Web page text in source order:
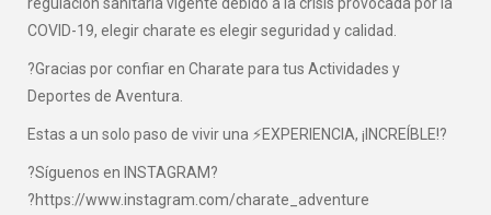
regulación sanitaria vigente debido a la crisis provocada por la
COVID-19, elegir charate es elegir seguridad y calidad.
?Gracias por confiar en Charate para tus Actividades y
Deportes de Aventura.
Estas a un solo paso de vivir una ⚡EXPERIENCIA, ¡INCREÍBLE!?
?Síguenos en INSTAGRAM?
?https://www.instagram.com/charate_adventure